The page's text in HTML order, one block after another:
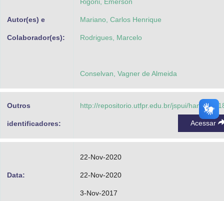
Autor(es) e
Colaborador(es):
Rigoni, Emerson
Mariano, Carlos Henrique
Rodrigues, Marcelo
Conselvan, Vagner de Almeida
Outros
identificadores:
http://repositorio.utfpr.edu.br/jspui/handle/1/
Acessar
Data:
22-Nov-2020
22-Nov-2020
3-Nov-2017